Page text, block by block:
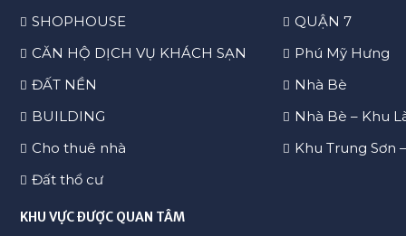
SHOPHOUSE
CĂN HỘ DỊCH VỤ KHÁCH SẠN
ĐẤT NỀN
BUILDING
Cho thuê nhà
Đất thổ cư
QUẬN 7
Phú Mỹ Hưng
Nhà Bè
Nhà Bè – Khu
Khu Trung Sơn
KHU VỰC ĐƯỢC QUAN TÂM